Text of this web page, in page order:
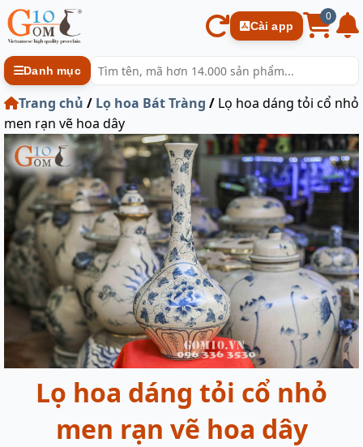
Cài app
0
Danh mục
Trang chủ / Lọ hoa Bát Tràng / Lọ hoa dáng tỏi cổ nhỏ
men rạn vẽ hoa dây
Lọ hoa dáng tỏi cổ nhỏ
men rạn vẽ hoa dây